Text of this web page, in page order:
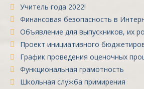
Учитель года 2022!
Финансовая безопасность в
Объявление для выпускников, их
Проект инициативного
График проведения оценочных
Функциональная грамотность
Школьная служба примирения